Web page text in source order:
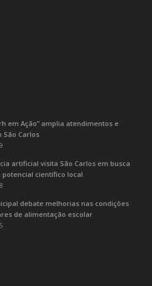
em Ação” amplia atendimentos e
São Carlos
artificial visita São Carlos em busca
científico local
debate melhorias nas condições
de alimentação escolar